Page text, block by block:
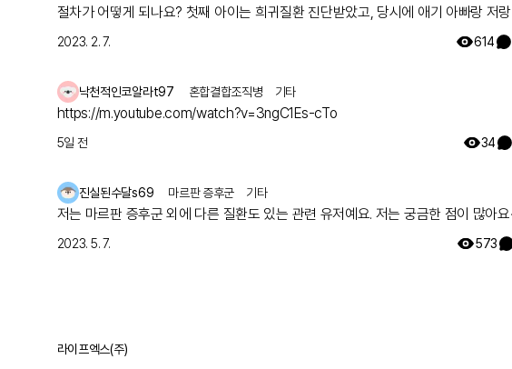
절차가 어떻게 되나요? 첫째 아이는 희귀질환 진단받았고, 당시에 애기 아빠랑 저랑
자 검사했는데 돌연변이라고 하시더라구요.. 둘째 임신했는데 유전은 안 된다지만
2023. 2. 7. 614
낙천적인코알라t97 혼합결합조직병 기타
https://m.youtube.com/watch?v=3ngC1Es-cTo
5일 전 34
진실된수달s69 마르판 증후군 기타
저는 마르판 증후군 외에 다른 질환도 있는 관련 유저예요. 저는 궁금한 점이 많아
2023. 5. 7. 573
라이프엑스(주)